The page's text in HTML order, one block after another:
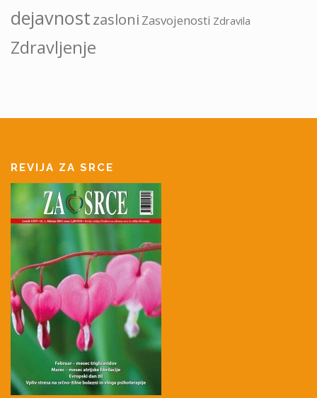
dejavnostzasloni Zasvojenosti Zdravila
Zdravljenje
REVIJA ZA SRCE